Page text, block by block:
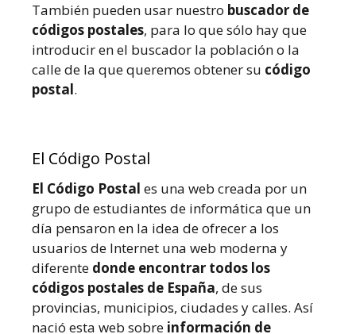
También pueden usar nuestro buscador de
códigos postales, para lo que sólo hay que
introducir en el buscador la población o la
calle de la que queremos obtener su código
postal.
El Código Postal
El Código Postal es una web creada por un
grupo de estudiantes de informática que un
día pensaron en la idea de ofrecer a los
usuarios de Internet una web moderna y
diferente donde encontrar todos los
códigos postales de España, de sus
provincias, municipios, ciudades y calles. Así
nació esta web sobre información de